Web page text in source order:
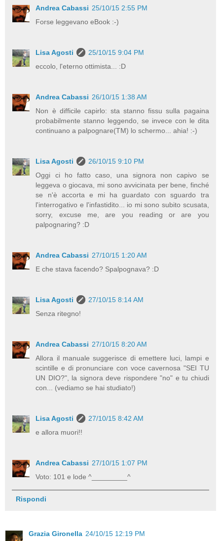
Andrea Cabassi 25/10/15 2:55 PM
Forse leggevano eBook :-)
Lisa Agosti
25/10/15 9:04 PM
eccolo, l'eterno ottimista... :D
Andrea Cabassi 26/10/15 1:38 AM
Non è difficile capirlo: sta stanno fissu sulla pagaina
probabilmente stanno leggendo, se invece con le dita
continuano a palpognare(TM) lo schermo... ahia! :-)
Lisa Agosti
26/10/15 9:10 PM
Oggi ci ho fatto caso, una signora non capivo se
leggeva o giocava, mi sono avvicinata per bene, finché
se n'è accorta e mi ha guardato con sguardo tra
l'interrogativo e l'infastidito... io mi sono subito scusata,
sorry, excuse me, are you reading or are you
palpognaring? :D
Andrea Cabassi 27/10/15 1:20 AM
E che stava facendo? Spalpognava? :D
Lisa Agosti
27/10/15 8:14 AM
Senza ritegno!
Andrea Cabassi 27/10/15 8:20 AM
Allora il manuale suggerisce di emettere luci, lampi e
scintille e di pronunciare con voce cavernosa "SEI TU
UN DIO?", la signora deve rispondere "no" e tu chiudi
con... (vediamo se hai studiato!)
Lisa Agosti
27/10/15 8:42 AM
e allora muori!!
Andrea Cabassi 27/10/15 1:07 PM
Voto: 101 e lode ^_________^
Rispondi
Grazia Gironella 24/10/15 12:19 PM